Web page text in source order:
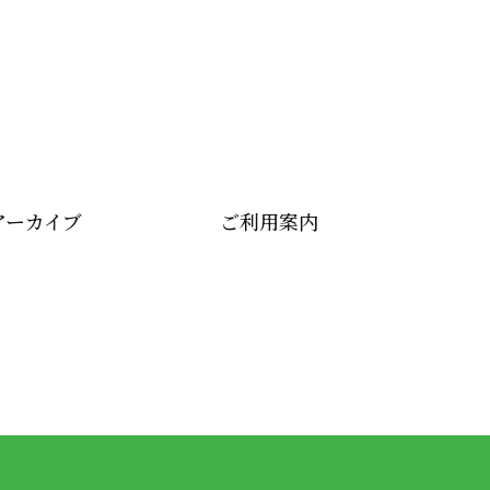
カイブ ご利用案内